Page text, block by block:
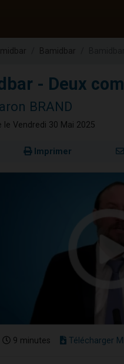
Bamidbar
- Deux
BRAND
le Vendredi 30 Mai 2025
Imprimer
9 minutes Télécharger